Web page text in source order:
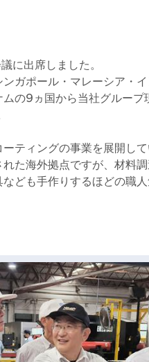
に出席しました。
ガポール・マレーシア・
の9ヵ国から当社グルー
ティングの事業を展開し
た海外拠点ですが、材料
ども手作りするほどの職